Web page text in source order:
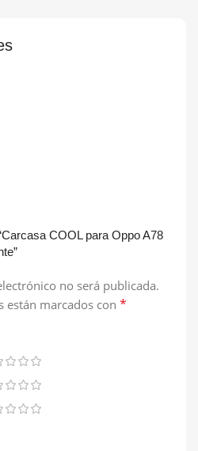
COOL para Oppo A78
no será publicada.
están marcados con *